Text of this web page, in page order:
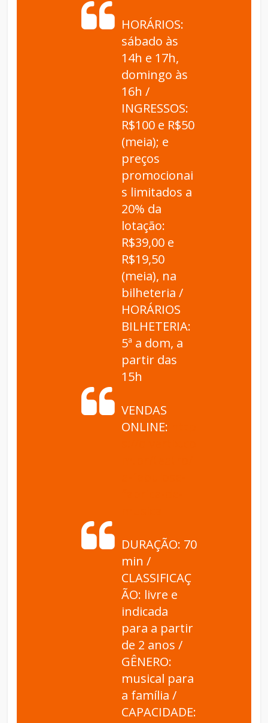
HORÁRIOS:
sábado às
14h e 17h,
domingo às
16h /
INGRESSOS:
R$100 e R$50
(meia); e
preços
promocionai
s limitados a
20% da
lotação:
R$39,00 e
R$19,50
(meia), na
bilheteria /
HORÁRIOS
BILHETERIA:
5ª a dom, a
partir das
15h
VENDAS
ONLINE:
DURAÇÃO: 70
min /
CLASSIFICAÇ
ÃO: livre e
indicada
para a partir
de 2 anos /
GÊNERO:
musical para
a família /
CAPACIDADE: